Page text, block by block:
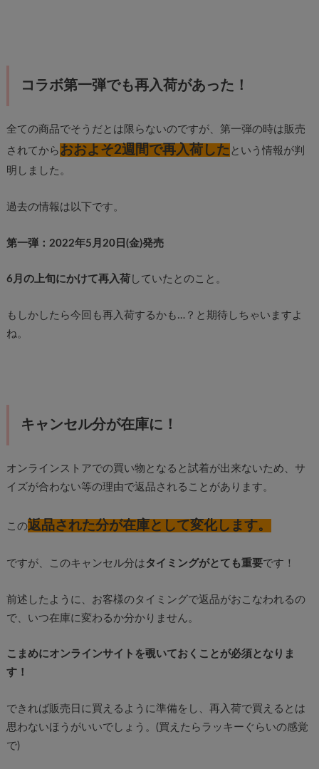
コラボ第一弾でも再入荷があった！
全ての商品でそうだとは限らないのですが、第一弾の時は販売
されてから おおよそ2週間で再入荷した という情報が判
明しました。
過去の情報は以下です。
第一弾：2022年5月20日(金)発売
6月の上旬にかけて再入荷していたとのこと。
もしかしたら今回も再入荷するかも…？と期待しちゃいますよ
ね。
キャンセル分が在庫に！
オンラインストアでの買い物となると試着が出来ないため、サ
イズが合わない等の理由で返品されることがあります。
この返品された分が在庫として変化します。
ですが、このキャンセル分は タイミングがとても重要です！
前述したように、お客様のタイミングで返品がおこなわれるの
で、いつ在庫に変わるか分かりません。
こまめにオンラインサイトを覗いておくことが必須となりま
す！
できれば販売日に買えるように準備をし、再入荷で買えるとは
思わないほうがいいでしょう。(買えたらラッキーぐらいの感覚
で)